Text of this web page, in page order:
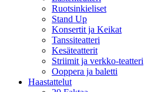
Ruotsinkieliset
Stand Up
Konsertit ja Keikat
Tanssiteatteri
Kesäteatterit
Striimit ja verkko-teatteri
Ooppera ja baletti
Haastattelut